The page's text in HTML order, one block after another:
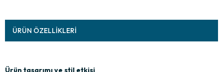
ÜRÜN ÖZELLIKLERI
Ürün tasarımı ve stil etkisi